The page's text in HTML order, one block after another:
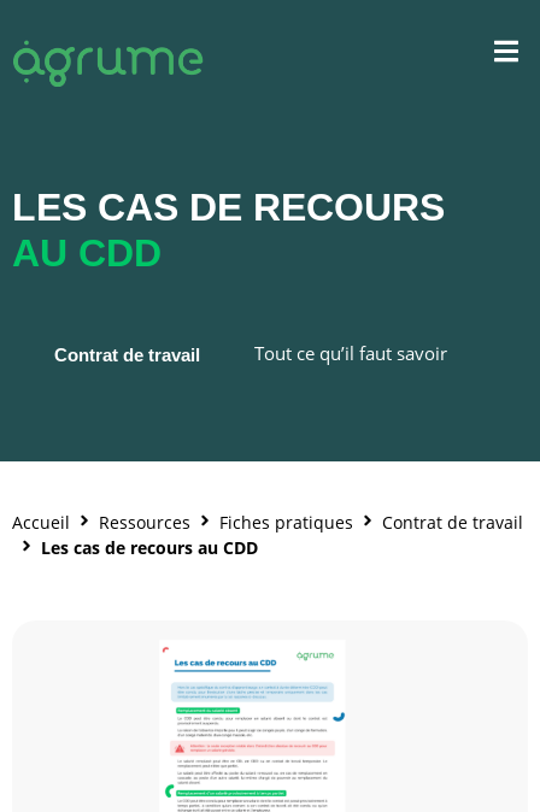
LES CAS DE RECOURS
AU CDD
Contrat de travail Tout ce qu’il faut savoir
Accueil Ressources Fiches pratiques
Contrat de travail
Les cas de recours au CDD